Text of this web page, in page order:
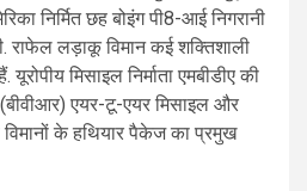
निर्मित छह बोइंग पी8-आई निगरानी
राफेल लड़ाकू विमान कई शक्तिशाली
मिसाइल निर्माता एमबीडीए की
एयर-टू-एयर मिसाइल और
के हथियार पैकेज का प्रमुख